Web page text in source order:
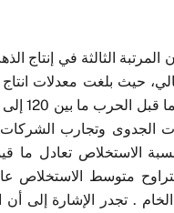
المرتبة الثالثة في إنتاج
مالي، حيث بلغت معدلات
الجدوى وتجارب
. تجدر الإشارة إلى